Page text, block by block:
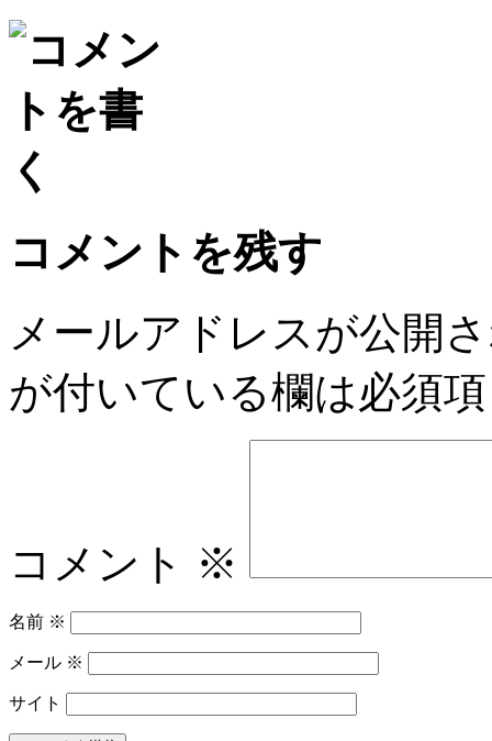
Email
コメントを残す
メールアドレスが公開
が付いている欄は必須
コメント ※
名前 ※
メール ※
サイト